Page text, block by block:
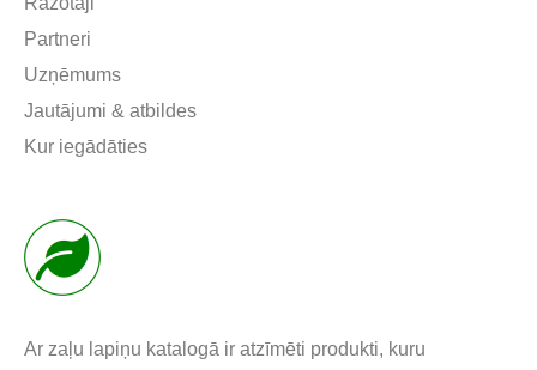
Partneri
Uzņēmums
Jautājumi & atbildes
Kur iegādāties
Ar zaļu lapiņu katalogā ir atzīmēti produkti, kuru